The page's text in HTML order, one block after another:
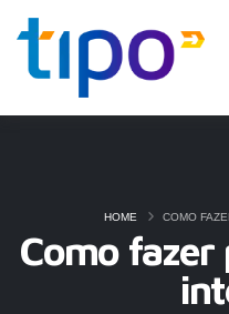
Como fazer
HOME COMO